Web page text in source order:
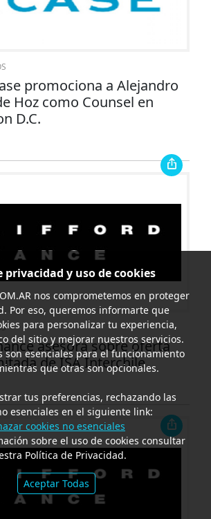
promociona a Alejandro
Hoz como Counsel en
D.C.
asesora sobre oferta
de ISA Interchile
privacidad y uso de cookies
nos comprometemos en proteger
Por eso, queremos informarte que
para personalizar tu experiencia,
del sitio y mejorar nuestros servicios.
son esenciales para el funcionamiento
que otras son opcionales.
tus preferencias, rechazando las
esenciales en el siguiente link:
cookies no esenciales
sobre el uso de cookies consultar
Política de Privacidad.
Aceptar Todas